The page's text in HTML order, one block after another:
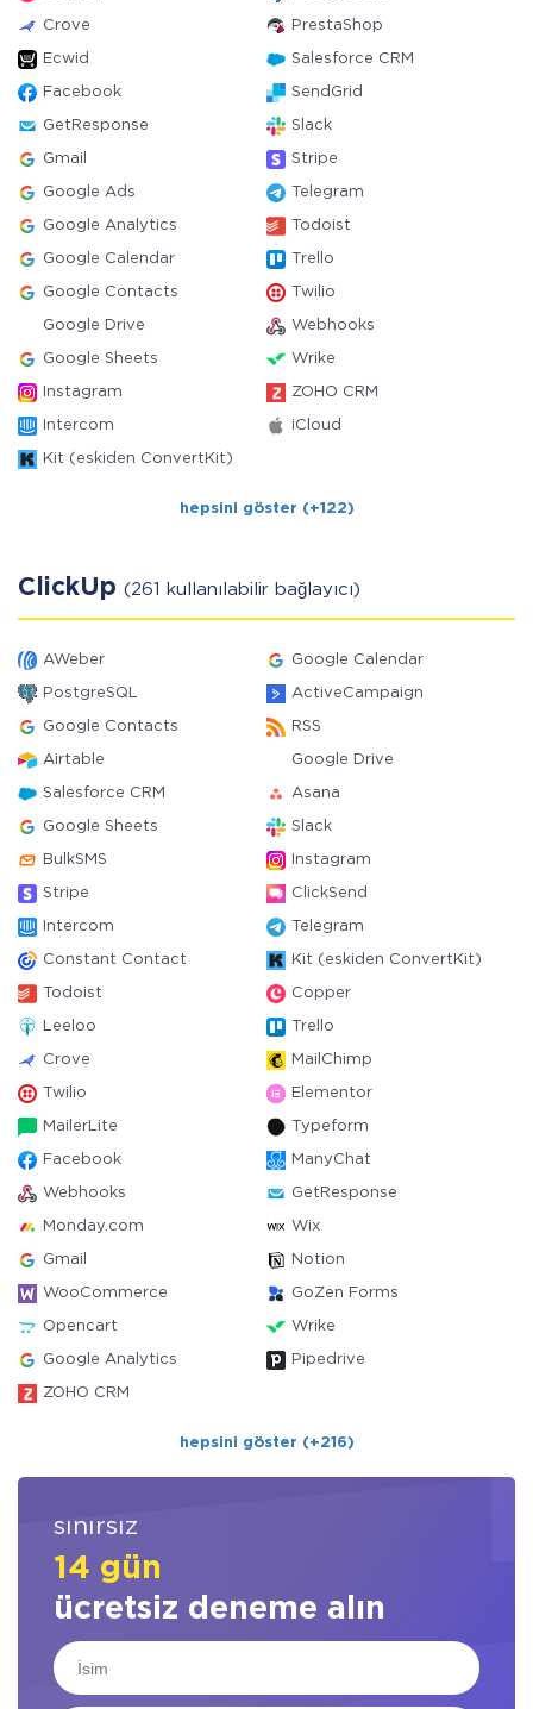
Crove PrestaShop
Ecwid Salesforce CRM
Facebook SendGrid
GetResponse Slack
Gmail Stripe
Google Ads Telegram
Google Analytics Todoist
Google Calendar Trello
Google Contacts Twilio
Google Drive Webhooks
Google Sheets Wrike
Instagram ZOHO CRM
Intercom iCloud
Kit (eskiden ConvertKit)
hepsini göster (+122)
ClickUp (261 kullanılabilir bağlayıcı)
AWeber Google Calendar
PostgreSQL ActiveCampaign
Google Contacts RSS
Airtable Google Drive
Salesforce CRM Asana
Google Sheets Slack
BulkSMS Instagram
Stripe ClickSend
Intercom Telegram
Constant Contact Kit (eskiden ConvertKit)
Todoist Copper
Leeloo Trello
Crove MailChimp
Twilio Elementor
MailerLite Typeform
Facebook ManyChat
Webhooks GetResponse
Monday.com Wix
Gmail Notion
WooCommerce GoZen Forms
Opencart Wrike
Google Analytics Pipedrive
ZOHO CRM
hepsini göster (+216)
sınırsız
14 gün
ücretsiz deneme alın